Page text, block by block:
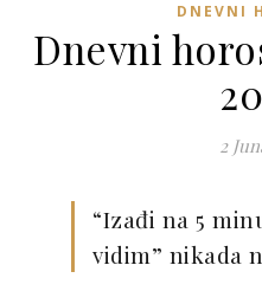
DNEVNI
Dnevni
2
“Izađi na 5
vidim” nikada